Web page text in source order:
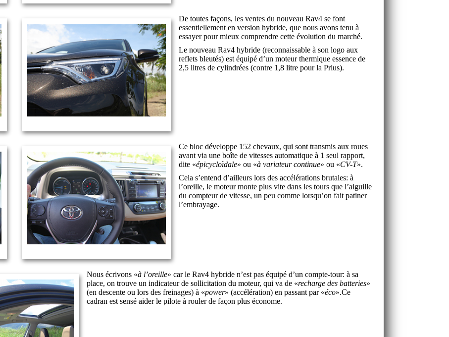
De toutes façons, les ventes du nouveau Rav4 se font
essentiellement en version hybride, que nous avons tenu à
essayer pour mieux comprendre cette évolution du marché.
Le nouveau Rav4 hybride (reconnaissable à son logo aux
reflets bleutés) est équipé d’un moteur thermique essence de
2,5 litres de cylindrées (contre 1,8 litre pour la Prius).
Ce bloc développe 152 chevaux, qui sont transmis aux roues
avant via une boîte de vitesses automatique à 1 seul rapport,
dite «épicycloïdale» ou «à variateur continue» ou «CV-T».
Cela s’entend d’ailleurs lors des accélérations brutales: à
l’oreille, le moteur monte plus vite dans les tours que l’aiguille
du compteur de vitesse, un peu comme lorsqu’on fait patiner
l’embrayage.
Nous écrivons «à l’oreille» car le Rav4 hybride n’est pas équipé d’un compte-tour: à sa
place, on trouve un indicateur de sollicitation du moteur, qui va de «recharge des batteries»
(en descente ou lors des freinages) à «power» (accélération) en passant par «éco».Ce
cadran est sensé aider le pilote à rouler de façon plus économe.